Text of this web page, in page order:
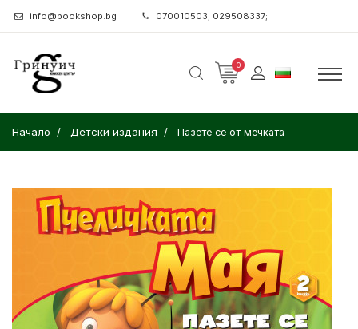
info@bookshop.bg 070010503; 029508337;
0
Начало Детски издания Пазете се от мечката